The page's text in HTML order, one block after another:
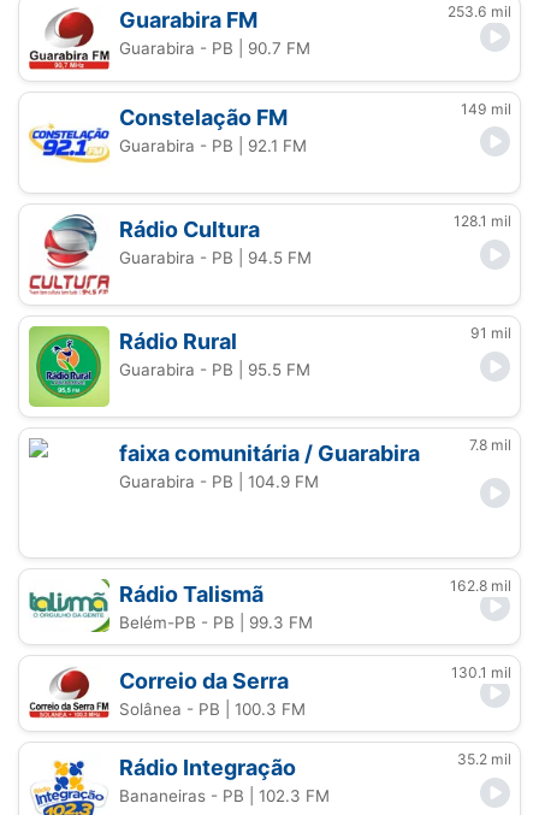
Guarabira FM 253.6 mil
Guarabira - PB | 90.7 FM
Constelação FM 149 mil
Guarabira - PB | 92.1 FM
Rádio Cultura 128.1 mil
Guarabira - PB | 94.5 FM
Rádio Rural 91 mil
Guarabira - PB | 95.5 FM
faixa comunitária / Guarabira 7.8 mil
Guarabira - PB | 104.9 FM
Rádio Talismã 162.8 mil
Belém-PB - PB | 99.3 FM
Correio da Serra 130.1 mil
Solânea - PB | 100.3 FM
Rádio Integração 35.2 mil
Bananeiras - PB | 102.3 FM